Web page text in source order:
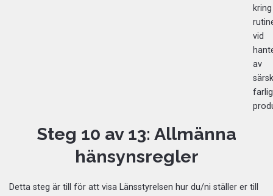
kring
vid
av
Steg 10 av 13: Allmänna
hänsynsregler
Detta steg är till för att visa Länsstyrelsen hur du/ni ställer er till